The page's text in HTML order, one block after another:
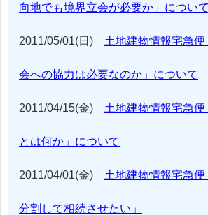
向地でも境界立会が必要か」について
2011/05/01(日) 土地建物情報宅急
会への協力は必要なのか」について
2011/04/15(金) 土地建物情報宅急
とは何か」について
2011/04/01(金) 土地建物情報宅急
分割して相続させたい」